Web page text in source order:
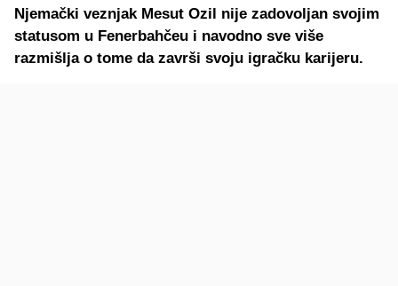
Njemački veznjak Mesut Ozil nije zadovoljan svojim
statusom u Fenerbahčeu i navodno sve više
razmišlja o tome da završi svoju igračku karijeru.